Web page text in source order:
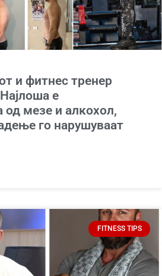
и фитнес тренер
е
од мезе и алкохол,
го нарушуваат
FITNESS TIPS